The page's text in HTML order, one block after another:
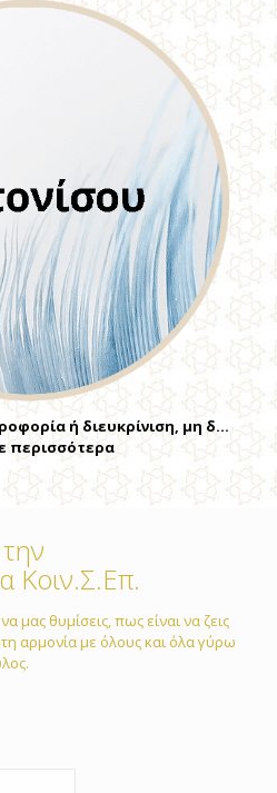
ή διευκρίνιση, μη δ…
περισσότερα
Κοιν.Σ.Επ.
μας θυμίσεις, πως είναι να ζεις
αρμονία με όλους και όλα γύρω